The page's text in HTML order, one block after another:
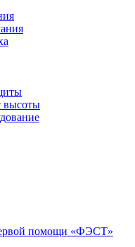
высоты
помощи «ФЭСТ»